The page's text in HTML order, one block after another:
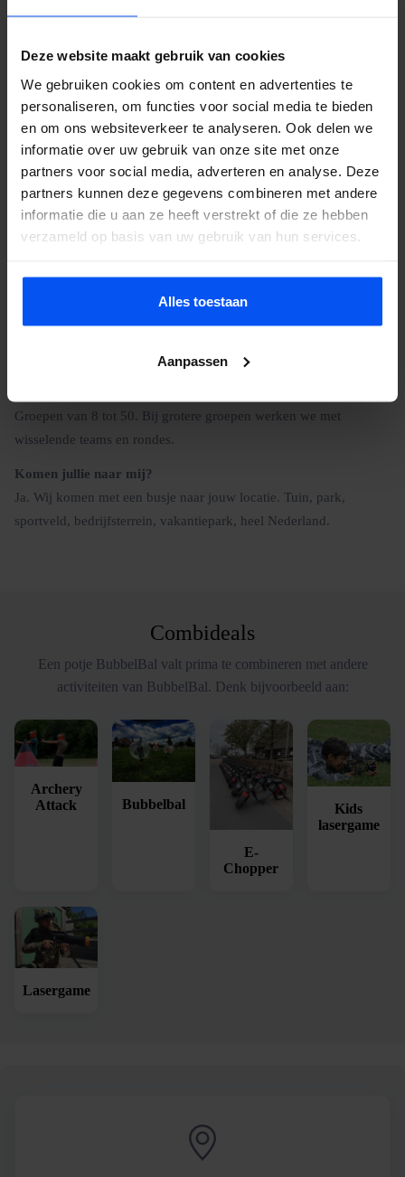
Deze website maakt gebruik van cookies
We gebruiken cookies om content en advertenties te
personaliseren, om functies voor social media te bieden
en om ons websiteverkeer te analyseren. Ook delen we
informatie over uw gebruik van onze site met onze
partners voor social media, adverteren en analyse. Deze
partners kunnen deze gegevens combineren met andere
informatie die u aan ze heeft verstrekt of die ze hebben
verzameld op basis van uw gebruik van hun services.
Alles toestaan
Aanpassen
hoort binnen 24 uur van ons.
Veelgestelde vragen
Doet bubbelbal pijn?
Nee. De opblaasbare ballen beschermen je lichaam volledig. Je
valt zacht en stuitert terug. Het voelt eerder als lachen dan als pijn.
Wat kost het?
voor een offerte, je hoort binnen 24 uur.
zelfs extra goed. We annuleren alleen bij onweer of zware storm.
Groepen van 8 tot 50. Bij grotere groepen werken we met
wisselende teams en rondes.
Komen jullie naar mij?
Ja. Wij komen met een busje naar jouw locatie. Tuin, park,
sportveld, bedrijfsterrein, vakantiepark, heel Nederland.
Combideals
Een potje BubbelBal valt prima te combineren met andere
activiteiten van BubbelBal. Denk bijvoorbeeld aan:
Archery
Attack
Bubbelbal
E-
Chopper
Kids
lasergame
Lasergame